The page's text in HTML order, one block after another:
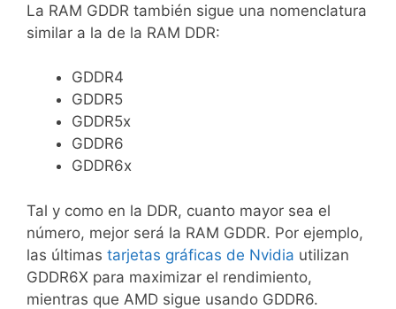
La RAM GDDR también sigue una nomenclatura
similar a la de la RAM DDR:
GDDR4
GDDR5
GDDR5x
GDDR6
GDDR6x
Tal y como en la DDR, cuanto mayor sea el
número, mejor será la RAM GDDR. Por ejemplo,
las últimas tarjetas gráficas de Nvidia utilizan
GDDR6X para maximizar el rendimiento,
mientras que AMD sigue usando GDDR6.